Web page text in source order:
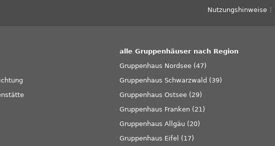
Nutzungshinweise
alle Gruppenhäuser nach Region
Gruppenhaus Nordsee (47)
Gruppenhaus Schwarzwald (39)
Gruppenhaus Ostsee (29)
Gruppenhaus Franken (21)
Gruppenhaus Allgäu (20)
Gruppenhaus Eifel (17)